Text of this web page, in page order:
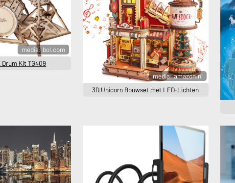
media: bol.com
Drum Kit TG409
media: amazon.nl
3D Unicorn Bouwset met LED-Lichten